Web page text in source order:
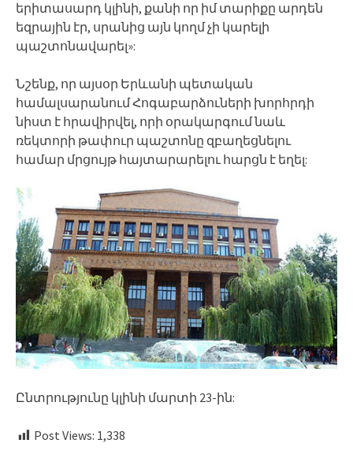
երիտասարդ կլինի, քանի որ իմ տարիքը արդեն
եզրային էր, սրանից այն կողմ չի կարելի
պաշտոնավարել»:
Նշենք, որ այսօր Երևանի պետական
համալսարանում Հոգաբարձուների խորհրդի
նիստ է հրավիրվել, որի օրակարգում նաև
ռեկտորի թափուր պաշտոնը զբաղեցնելու
համար մրցույթ հայտարարելու հարցն է եղել:
Ընտրությունը կլինի մարտի 23-ին:
Post Views: 1,338